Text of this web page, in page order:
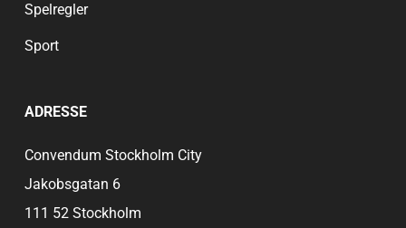
Spelregler
Sport
ADRESSE
Convendum Stockholm City
Jakobsgatan 6
111 52 Stockholm